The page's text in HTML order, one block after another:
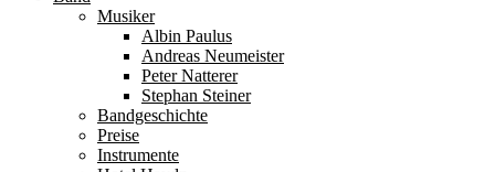
Musiker
Albin Paulus
Andreas Neumeister
Peter Natterer
Stephan Steiner
Bandgeschichte
Preise
Instrumente